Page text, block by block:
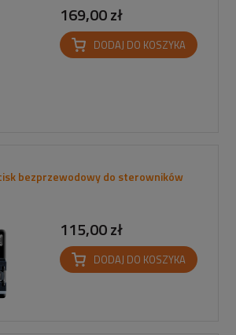
169,00 zł
DODAJ DO KOSZYKA
bezprzewodowy do sterowników
115,00 zł
DODAJ DO KOSZYKA